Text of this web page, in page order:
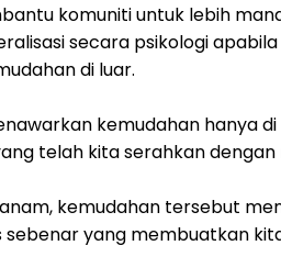
komuniti untuk lebih
secara psikologi
di luar.
kemudahan hanya
telah kita serahkan
kemudahan tersebut
yang membuatkan